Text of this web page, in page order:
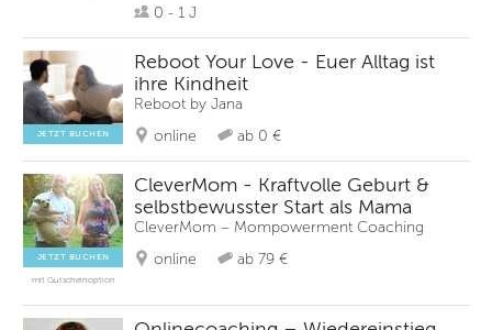
0 - 1 J
JETZT BUCHEN
Reboot Your Love - Euer Alltag ist
ihre Kindheit
Reboot by Jana
online
ab 0 €
JETZT BUCHEN
mit Gutscheinoption
CleverMom - Kraftvolle Geburt &
selbstbewusster Start als Mama
CleverMom – Mompowerment Coaching
online
ab 79 €